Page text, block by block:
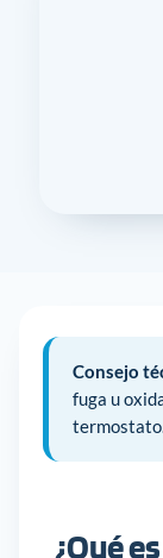
Consejo
fuga u
¿Qué